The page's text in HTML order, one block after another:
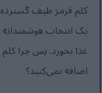
کلم قرمز طیف
یک انتخاب
غذا بخورد. پس چرا
اضافه نمی‌کنید؟